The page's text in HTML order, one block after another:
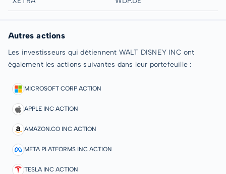
Autres actions
Les investisseurs qui détiennent WALT DISNEY INC ont
également les actions suivantes dans leur portefeuille :
MICROSOFT CORP ACTION
APPLE INC ACTION
AMAZON.CO INC ACTION
META PLATFORMS INC ACTION
TESLA INC ACTION